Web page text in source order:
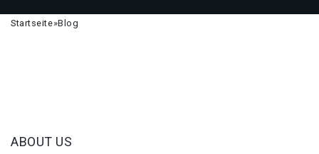
Startseite»Blog
ABOUT US